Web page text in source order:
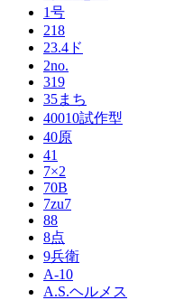
1号
218
23.4ド
2no.
319
35まち
40010試作型
40原
41
7×2
70B
7zu7
88
8点
9兵衛
A-10
A.S.ヘルメス